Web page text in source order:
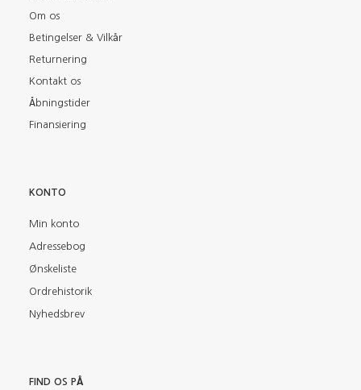
Om os
Betingelser & Vilkår
Returnering
Kontakt os
Åbningstider
Finansiering
KONTO
Min konto
Adressebog
Ønskeliste
Ordrehistorik
Nyhedsbrev
FIND OS PÅ